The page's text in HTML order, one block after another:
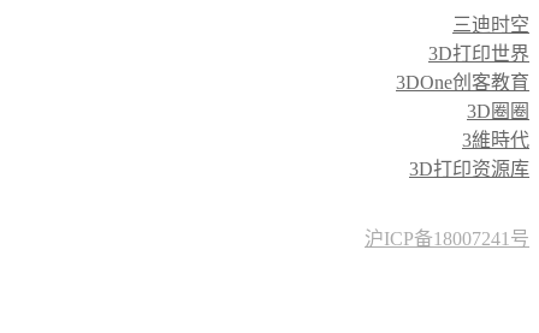
三迪时空
3D打印世界
3DOne创客教育
3D圈圈
3維時代
3D打印资源库
沪ICP备18007241号